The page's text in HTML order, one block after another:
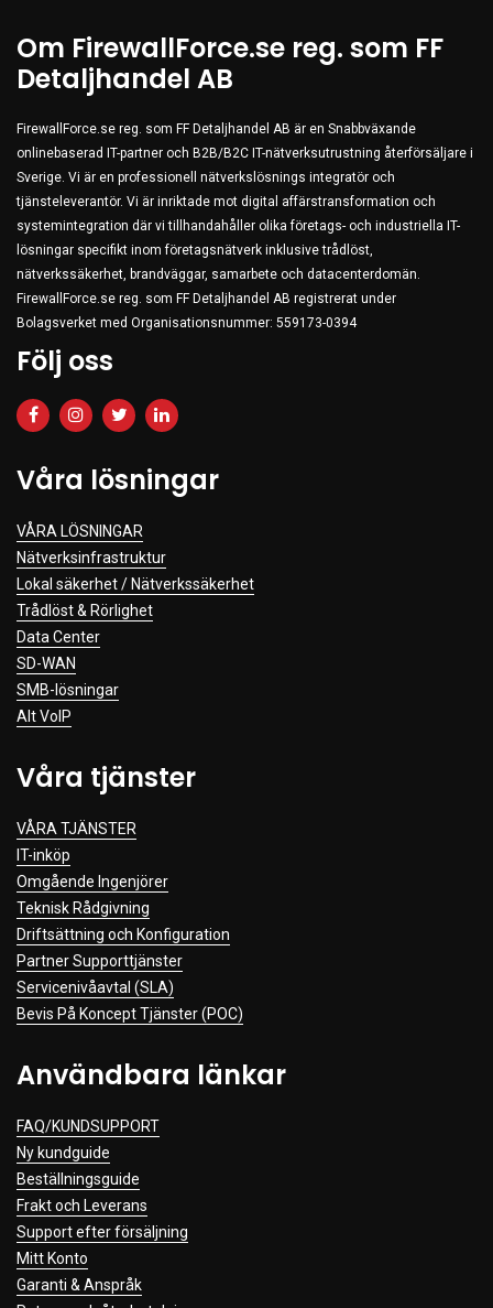
Om FirewallForce.se reg. som FF
Detaljhandel AB
FirewallForce.se reg. som FF Detaljhandel AB är en Snabbväxande
onlinebaserad IT-partner och B2B/B2C IT-nätverksutrustning återförsäljare i
Sverige. Vi är en professionell nätverkslösnings integratör och
tjänsteleverantör. Vi är inriktade mot digital affärstransformation och
systemintegration där vi tillhandahåller olika företags- och industriella IT-
lösningar specifikt inom företagsnätverk inklusive trådlöst,
nätverkssäkerhet, brandväggar, samarbete och datacenterdomän.
FirewallForce.se reg. som FF Detaljhandel AB registrerat under
Bolagsverket med Organisationsnummer: 559173-0394
Följ oss
Våra lösningar
VÅRA LÖSNINGAR
Nätverksinfrastruktur
Lokal säkerhet / Nätverkssäkerhet
Trådlöst & Rörlighet
Data Center
SD-WAN
SMB-lösningar
Alt VoIP
Våra tjänster
VÅRA TJÄNSTER
IT-inköp
Omgående Ingenjörer
Teknisk Rådgivning
Driftsättning och Konfiguration
Partner Supporttjänster
Servicenivåavtal (SLA)
Bevis På Koncept Tjänster (POC)
Användbara länkar
FAQ/KUNDSUPPORT
Ny kundguide
Beställningsguide
Frakt och Leverans
Support efter försäljning
Mitt Konto
Garanti & Anspråk